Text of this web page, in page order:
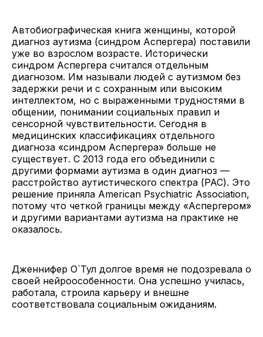
Автобиографическая книга женщины, которой
диагноз аутизма (синдром Аспергера) поставили
уже во взрослом возрасте. Исторически
синдром Аспергера считался отдельным
диагнозом. Им называли людей с аутизмом без
задержки речи и с сохранным или высоким
интеллектом, но с выраженными трудностями в
общении, понимании социальных правил и
сенсорной чувствительности. Сегодня в
медицинских классификациях отдельного
диагноза «синдром Аспергера» больше не
существует. С 2013 года его объединили с
другими формами аутизма в один диагноз —
расстройство аутистического спектра (РАС). Это
решение приняла American Psychiatric Association,
потому что четкой границы между «Аспергером»
и другими вариантами аутизма на практике не
оказалось.
Дженнифер О`Тул долгое время не подозревала о
своей нейроособенности. Она успешно училась,
работала, строила карьеру и внешне
соответствовала социальным ожиданиям.